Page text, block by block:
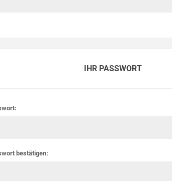
IHR PASSWORT
bestätigen: